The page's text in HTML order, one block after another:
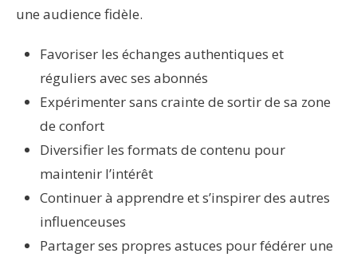
une audience fidèle.
Favoriser les échanges authentiques et
réguliers avec ses abonnés
Expérimenter sans crainte de sortir de sa zone
de confort
Diversifier les formats de contenu pour
maintenir l’intérêt
Continuer à apprendre et s’inspirer des autres
influenceuses
Partager ses propres astuces pour fédérer une